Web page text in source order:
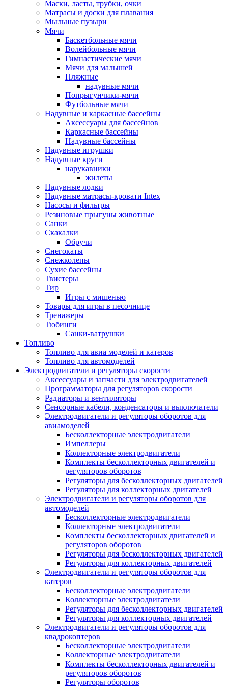
Маски, ласты, трубки, очки
Матрасы и доски для плавания
Мыльные пузыри
Мячи
Баскетбольные мячи
Волейбольные мячи
Гимнастические мячи
Мячи для малышей
Пляжные
надувные мячи
Попрыгунчики-мячи
Футбольные мячи
Надувные и каркасные бассейны
Аксессуары для бассейнов
Каркасные бассейны
Надувные бассейны
Надувные игрушки
Надувные круги
нарукавники
жилеты
Надувные лодки
Надувные матрасы-кровати Intex
Насосы и фильтры
Резиновые прыгуны животные
Санки
Скакалки
Обручи
Снегокаты
Снежколепы
Сухие бассейны
Твистеры
Тир
Игры с мишенью
Товары для игры в песочнице
Тренажеры
Тюбинги
Санки-ватрушки
Топливо
Топливо для авиа моделей и катеров
Топливо для автомоделей
Электродвигатели и регуляторы скорости
Аксессуары и запчасти для электродвигателей
Программаторы для регуляторов скорости
Радиаторы и вентиляторы
Сенсорные кабели, конденсаторы и выключатели
Электродвигатели и регуляторы оборотов для
авиамоделей
Бесколлекторные электродвигатели
Импеллеры
Коллекторные электродвигатели
Комплекты бесколлекторных двигателей и
регуляторов оборотов
Регуляторы для бесколлекторных двигателей
Регуляторы для коллекторных двигателей
Электродвигатели и регуляторы оборотов для
автомоделей
Бесколлекторные электродвигатели
Коллекторные электродвигатели
Комплекты бесколлекторных двигателей и
регуляторов оборотов
Регуляторы для бесколлекторных двигателей
Регуляторы для коллекторных двигателей
Электродвигатели и регуляторы оборотов для
катеров
Бесколлекторные электродвигатели
Коллекторные электродвигатели
Регуляторы для бесколлекторных двигателей
Регуляторы для коллекторных двигателей
Электродвигатели и регуляторы оборотов для
квадрокоптеров
Бесколлекторные электродвигатели
Коллекторные электродвигатели
Комплекты бесколлекторных двигателей и
регуляторов оборотов
Регуляторы оборотов